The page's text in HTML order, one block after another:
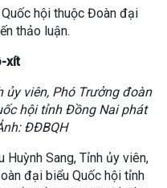
hội thuộc Đoàn đại
thảo luận.
xít
viên, Phó Trưởng đoàn
hội tỉnh Đồng Nai phát
ĐĐBQH
Sang, Tỉnh ủy viên,
đại biểu Quốc hội tỉnh